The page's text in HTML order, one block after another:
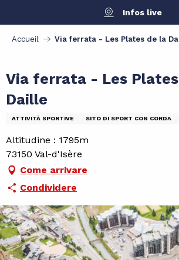
contenu
Infos live
Accueil Via ferrata - Les Plates de la
Via ferrata - Les
Daille
ATTIVITÀ SPORTIVE SITO DI SPORT CON CORDA
Altitudine : 1795m
73150 Val-d'Isère
Come arrivare
Condividere